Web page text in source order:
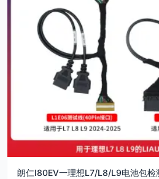
朗仁I80EV一理想L7/L8/L9电池包检